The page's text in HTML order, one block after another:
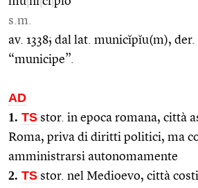
s.m.
av. 1338; dal lat. municĭpĭu(m),
“municipe”.
AD
1. TS stor. in epoca romana, città
Roma, priva di diritti politici, ma
amministrarsi autonomamente
2. TS stor. nel Medioevo, città